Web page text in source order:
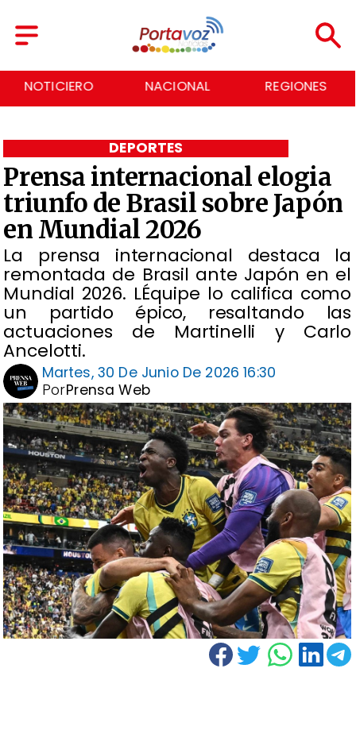
NACIONAL REGIONES ECONOMÍA
Prensa internacional elogia
triunfo de Brasil sobre Japón
en Mundial 2026
La prensa internacional destaca la
remontada de Brasil ante Japón en el
Mundial 2026. LÉquipe lo califica como
un partido épico, resaltando las
actuaciones de Martinelli y Carlo
Ancelotti.
DEPORTES
Martes, 30 De Junio De 2026 16:30
Prensa Web
Por